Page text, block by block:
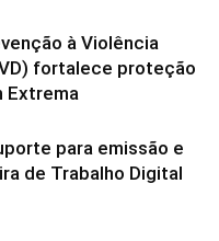
à Violência
fortalece proteção
Extrema
para emissão e
de Trabalho Digital